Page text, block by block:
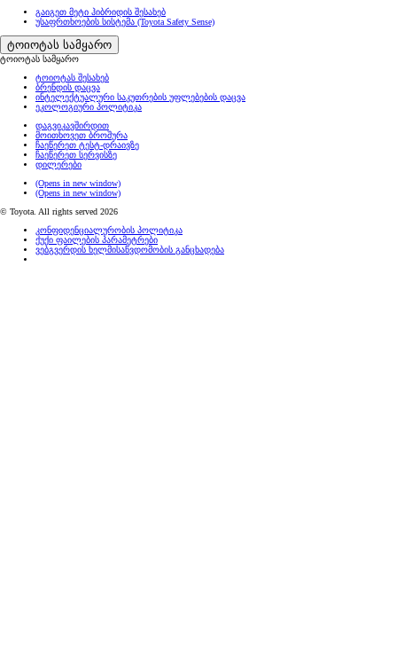
გაიგეთ მეტი ჰიბრიდის შესახებ
უსაფრთხოების სისტემა (Toyota Safety Sense)
ტოიოტას სამყარო
ტოიოტას სამყარო
ტოიოტას შესახებ
ბრენდის დაცვა
ინტელექტუალური საკუთრების უფლებების დაცვა
ეკოლოგიური პოლიტიკა
დაგვიკავშირდით
მოითხოვეთ ბროშურა
ჩაეწერეთ ტესტ-დრაივზე
ჩაეწერეთ სერვისზე
დილერები
(Opens in new window)
(Opens in new window)
© Toyota. All rights served 2026
კონფიდენციალურობის პოლიტიკა
ქუქი ფაილების პარამეტრები
ვებგვერდის ხელმისაწვდომობის განცხადება